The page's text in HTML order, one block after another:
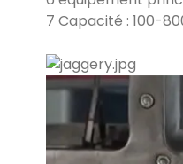
7 Capacité : 100-